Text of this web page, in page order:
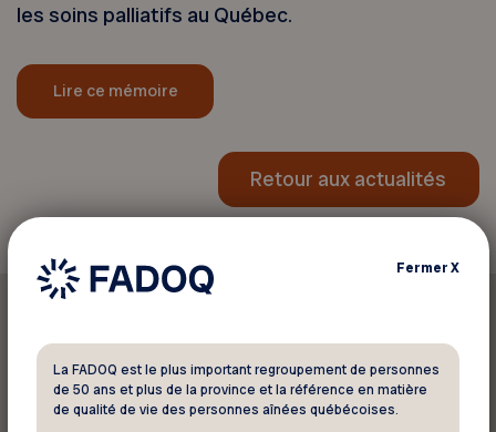
les soins palliatifs au Québec.
Lire ce mémoire
Retour aux actualités
Imprimer cet article
FermerX
La FADOQ est le plus important regroupement de personnes
de 50 ans et plus de la province et la référence en matière
de qualité de vie des personnes aînées québécoises.